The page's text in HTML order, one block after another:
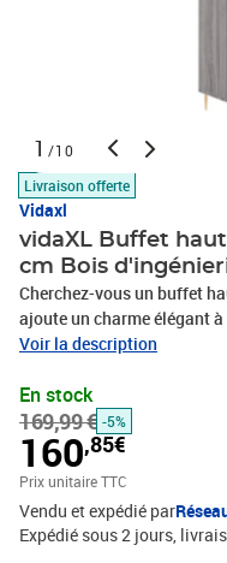
1 /10
Livraison offerte
Vidaxl
vidaXL Buffet
cm Bois
Cherchez-vous un buffet
ajoute un charme élégant
durable : le bois
résistance à
offre un grand espace de
articles essentiels
accessibles.Pieds en
calme à votre intérieur tout
Attention :Pour éviter qu'il
utilisé avec le dispositif de
Voir la description
En stock
169,99 € -5%
160,85€
Prix unitaire TTC
Vendu et expédié par
Expédié sous 2 jours